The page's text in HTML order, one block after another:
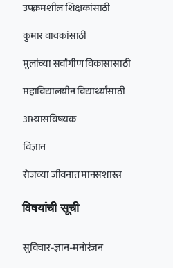
उपक्रमशील शिक्षकांसाठी
कुमार वाचकांसाठी
मुलांच्या सर्वांगीण विकासासाठी
महाविद्यालयीन विद्यार्थ्यांसाठी
अभ्यासविषयक
विज्ञान
रोजच्या जीवनात मानसशास्त्र
विषयांची सूची
सुविचार-ज्ञान-मनोरंजन